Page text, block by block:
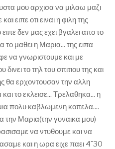
μου αρχισα να μιλαω μαζι
ειπε οτι ειναι η φιλη της
δεν μας εχει βγαλει απο το
μαθει η Μαρια... της ειπα
να γνωριστουμε και με
το τηλ του σπιτιου της και
θα ερχοντουσαν την αλλη
το εκλεισε... Τρελαθηκα... η
πολυ καβλωμενη κοπελα....
την Μαρια(την γυναικα μου)
να ντυθουμε και να
και η ωρα ειχε παει 4¨30